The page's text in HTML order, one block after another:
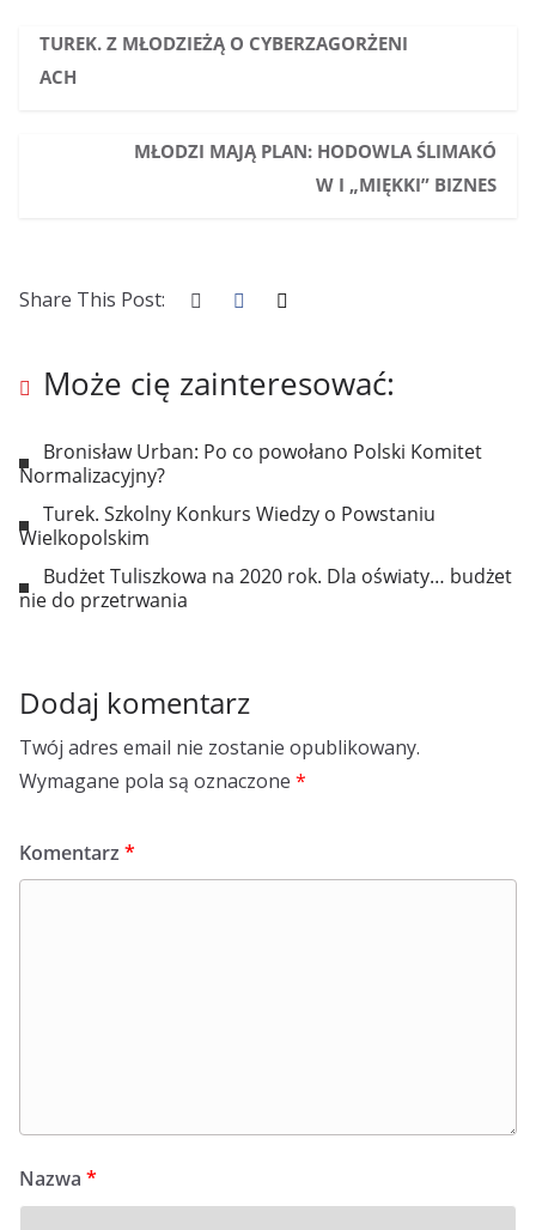
TUREK. Z MŁODZIEŻĄ O CYBERZAGORŻENI
ACH
MŁODZI MAJĄ PLAN: HODOWLA ŚLIMAKÓ
W I „MIĘKKI” BIZNES
Share This Post:
Może cię zainteresować:
Bronisław Urban: Po co powołano Polski Komitet
Normalizacyjny?
Turek. Szkolny Konkurs Wiedzy o Powstaniu
Wielkopolskim
Budżet Tuliszkowa na 2020 rok. Dla oświaty… budżet
nie do przetrwania
Dodaj komentarz
Twój adres email nie zostanie opublikowany.
Wymagane pola są oznaczone *
Komentarz *
Nazwa *